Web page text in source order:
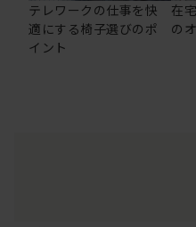
テレワークの仕事を快
適にする椅子選びのポ
イント
在
の